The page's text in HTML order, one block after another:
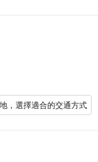
，選擇適合的交通方式